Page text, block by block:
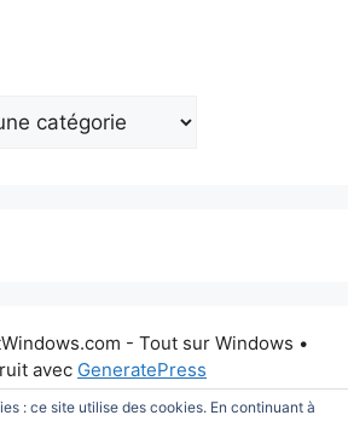
- Tout sur Windows •
avec GeneratePress
: ce site utilise des cookies. En continuant à